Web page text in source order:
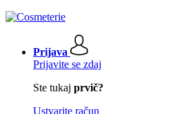
Prijava
Prijavite se zdaj
Ste tukaj prvič?
Ustvarite račun